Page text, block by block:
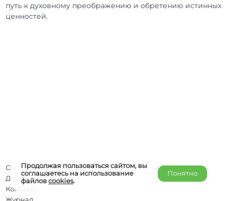
путь к духовному преображению и обретению истинных
ценностей.
Продолжая пользоваться сайтом, вы
соглашаетесь на использование
файловcookies.
Понятно
О компании
Добавить объект
Контакты
Журнал